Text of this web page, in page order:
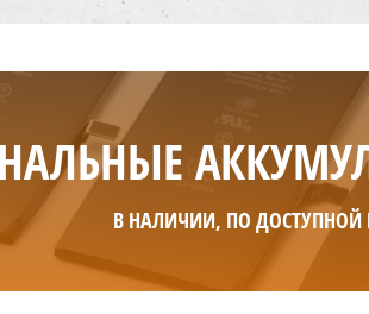
В НАЛИЧИИ, ПО ДОСТУПНОЙ